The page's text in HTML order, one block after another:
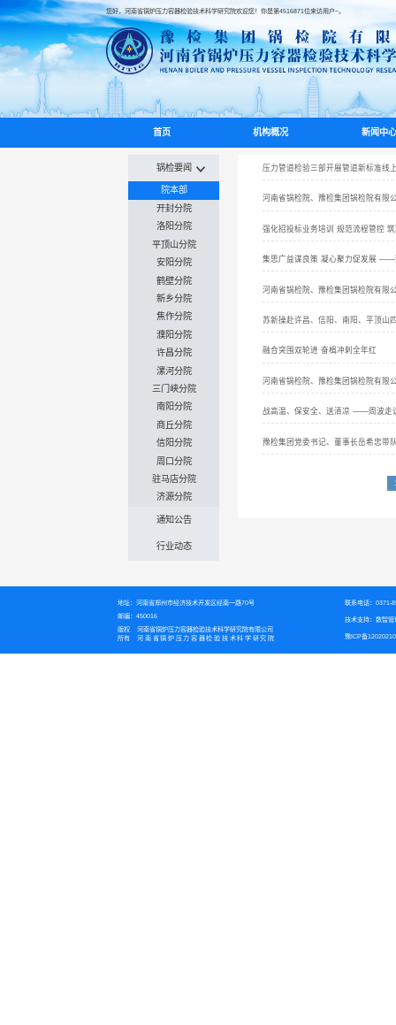
您好，河南省锅炉压力容器检验技术科学研究院欢迎您！你是第4516871位来访用户~。
首页 机构概况 新闻中
锅检要闻
院本部
开封分院
洛阳分院
平顶山分院
安阳分院
鹤壁分院
新乡分院
焦作分院
濮阳分院
许昌分院
漯河分院
三门峡分院
南阳分院
商丘分院
信阳分院
周口分院
驻马店分院
济源分院
通知公告
行业动态
压力管道检验三部开展管道新标准线
河南省锅检院、豫检集团锅检院有限
强化招投标业务培训 规范流程管控
集思广益谋良策 凝心聚力促发展 ——
河南省锅检院、豫检集团锅检院有限
苏新操赴许昌、信阳、南阳、平顶山
融合突围双轮进 奋楫冲刺全年红
河南省锅检院、豫检集团锅检院有限
战高温、保安全、送清凉 ——周波走
豫检集团党委书记、董事长岳希忠带
地址：河南省郑州市经济技术开发区经南一路70号
邮编：450016
版权
所有
河南省锅炉压力容器检验技术科学研究院有限公司
河南省锅炉压力容器检验技术科学研究院
联系电话：0371-
技术支持：数智管
豫ICP备